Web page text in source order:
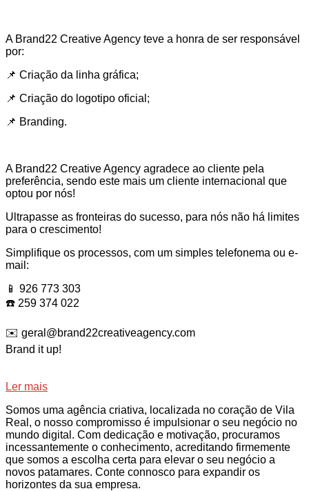
A Brand22 Creative Agency teve a honra de ser responsável
por:
📌 Criação da linha gráfica;
📌 Criação do logotipo oficial;
📌 Branding.
A Brand22 Creative Agency agradece ao cliente pela
preferência, sendo este mais um cliente internacional que
optou por nós!
Ultrapasse as fronteiras do sucesso, para nós não há limites
para o crescimento!
Simplifique os processos, com um simples telefonema ou e-
mail:
📱 926 773 303
☎️ 259 374 022
✉️ geral@brand22creativeagency.com
Brand it up!
Ler mais
Somos uma agência criativa, localizada no coração de Vila
Real, o nosso compromisso é impulsionar o seu negócio no
mundo digital. Com dedicação e motivação, procuramos
incessantemente o conhecimento, acreditando firmemente
que somos a escolha certa para elevar o seu negócio a
novos patamares. Conte connosco para expandir os
horizontes da sua empresa.